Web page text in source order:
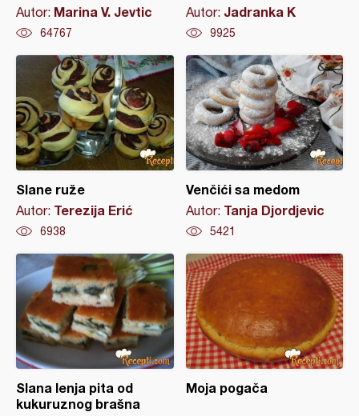
Autor: Marina V. Jevtic
64767
Autor: Jadranka K
9925
Slane ruže
Autor: Terezija Erić
6938
Venčići sa medom
Autor: Tanja Djordjevic
5421
Slana lenja pita od
kukuruznog brašna
Moja pogača